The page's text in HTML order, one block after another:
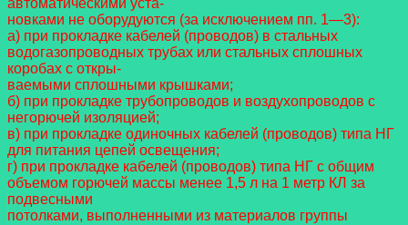
автоматическими уста-
новками не оборудуются (за исключением пп. 1—3):
а) при прокладке кабелей (проводов) в стальных
водогазопроводных трубах или стальных сплошных
коробах с откры-
ваемыми сплошными крышками;
б) при прокладке трубопроводов и воздухопроводов с
негорючей изоляцией;
в) при прокладке одиночных кабелей (проводов) типа НГ
для питания цепей освещения;
г) при прокладке кабелей (проводов) типа НГ с общим
объемом горючей массы менее 1,5 л на 1 метр КЛ за
подвесными
потолками, выполненными из материалов группы